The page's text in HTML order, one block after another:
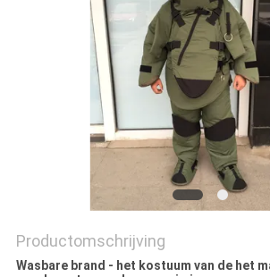
Productomschrijving
Wasbare brand - het kostuum van de het